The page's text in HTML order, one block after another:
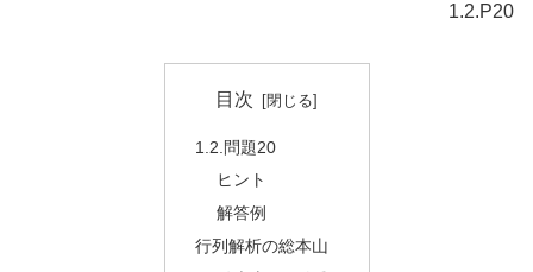
1.2.P20
目次
1.2.問題20
ヒント
解答例
行列解析の総本山